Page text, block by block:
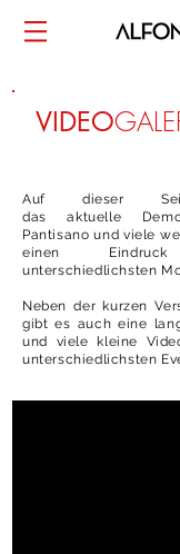
VIDEO
Auf dieser
das aktuelle
Pantisano und viele
einen
unterschiedlichsten
Neben der kurzen
gibt es auch eine
und viele kleine
unterschiedlichsten